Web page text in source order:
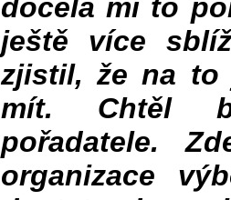
docela mi to
ještě více
zjistil, že na to
mít. Chtěl
pořadatele.
organizace